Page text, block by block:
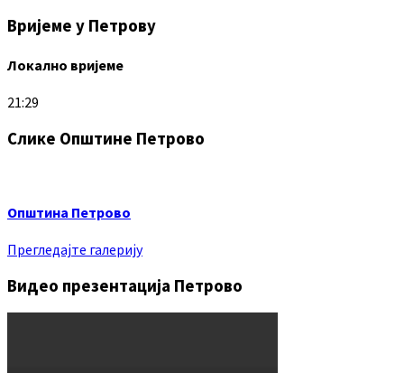
Вријеме у Петрову
Локално вријеме
21:29
Слике Општине Петрово
Општина Петрово
Прегледајте галерију
Видео презентација Петрово